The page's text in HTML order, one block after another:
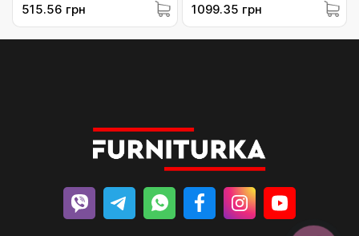
мікропровітрюванням праві з
1 i.S. цапфою (211902)
515.56 грн
цапфи 1951-2200 (221908)
1099.35 грн